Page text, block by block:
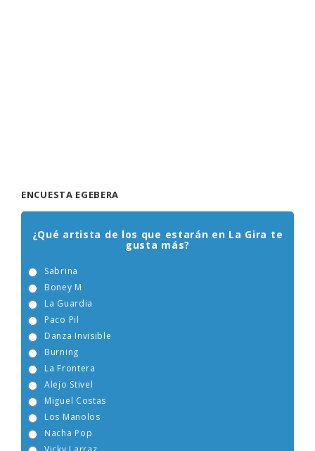
¿Qué artista de los que estarán en La Gira te
gusta más?
Boney M
Burning
Alejo Stivel
Miguel Costas
Nacha Pop